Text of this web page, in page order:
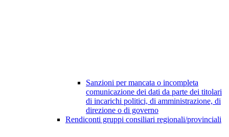
Sanzioni per mancata o incompleta
comunicazione dei dati da parte dei titolari
di incarichi politici, di amministrazione, di
direzione o di governo
Rendiconti gruppi consiliari regionali/provinciali